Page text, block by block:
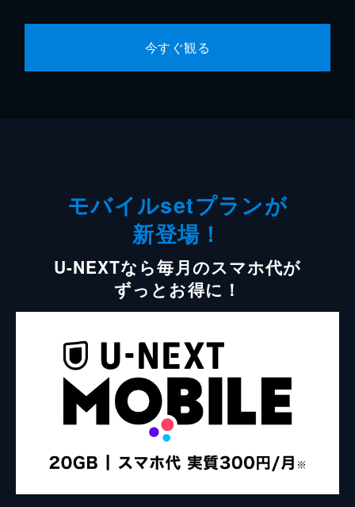
今すぐ観る
モバイルsetプランが
新登場！
U-NEXTなら毎月のスマホ代が
ずっとお得に！